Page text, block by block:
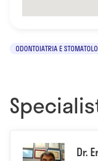
ODONTOIATRIA E
Dr.